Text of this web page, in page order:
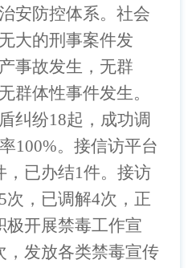
安防控体系。社会
大的刑事案件发
事故发生，无群
群体性事件发生。
纠纷18起，成功调
100%。接信访平台
，已办结1件。接访
5次，已调解4次，正
极开展禁毒工作宣
，发放各类禁毒宣传